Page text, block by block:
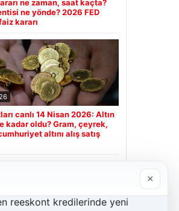
ne zaman, saat kaçta?
ne yönde? 2026 FED
kararı
canlı 14 Nisan 2026: Altın
kadar oldu? Gram, çeyrek,
altını alış satış
×